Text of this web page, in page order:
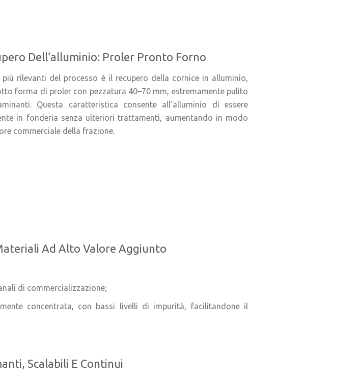
Dell’alluminio: Proler Pronto Forno
rilevanti del processo è il recupero della cornice in alluminio,
forma di proler con pezzatura 40–70 mm, estremamente pulito
Questa caratteristica consente all’alluminio di essere
in fonderia senza ulteriori trattamenti, aumentando in modo
commerciale della frazione.
Ad Alto Valore Aggiunto
di commercializzazione;
concentrata, con bassi livelli di impurità, facilitandone il
Scalabili E Continui